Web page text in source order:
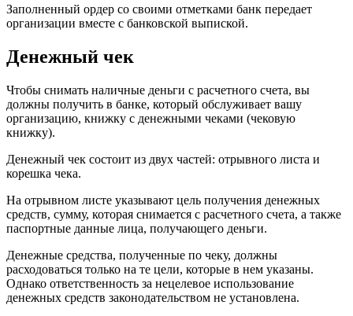
Заполненный ордер со своими отметками банк передает
организации вместе с банковской выпиской.
Денежный чек
Чтобы снимать наличные деньги с расчетного счета, вы
должны получить в банке, который обслуживает вашу
организацию, книжку с денежными чеками (чековую
книжку).
Денежный чек состоит из двух частей: отрывного листа и
корешка чека.
На отрывном листе указывают цель получения денежных
средств, сумму, которая снимается с расчетного счета, а также
паспортные данные лица, получающего деньги.
Денежные средства, полученные по чеку, должны
расходоваться только на те цели, которые в нем указаны.
Однако ответственность за нецелевое использование
денежных средств законодательством не установлена.